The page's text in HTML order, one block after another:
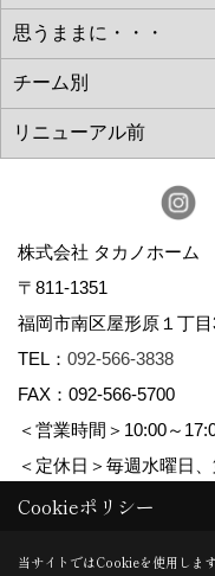
株式会社 タカノホーム
〒811-1351
福岡市南区屋形原１丁
TEL： 092-566-3838
FAX：092-566-5700
＜営業時間＞10:00～
＜定休日＞毎週水曜日
ゴールデンウィーク、夏
Cookieポリシー
当サイトではCookieを使用します